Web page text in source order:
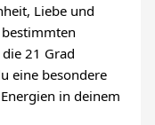
Liebe und
21 Grad
eine besondere
in deinem